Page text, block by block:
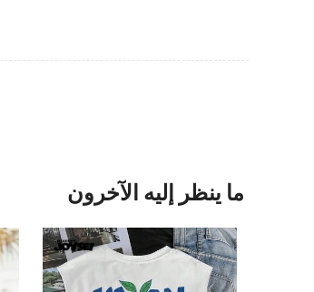
ما ينظر إليه الآخرون